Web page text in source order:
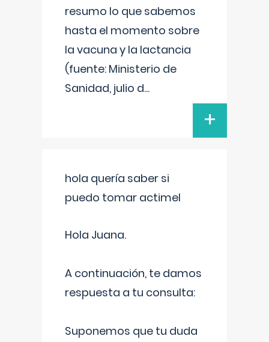
resumo lo que sabemos
hasta el momento sobre
la vacuna y la lactancia
(fuente: Ministerio de
Sanidad, julio d...
+
hola quería saber si
puedo tomar actimel
Hola Juana.
A continuación, te damos
respuesta a tu consulta:
Suponemos que tu duda